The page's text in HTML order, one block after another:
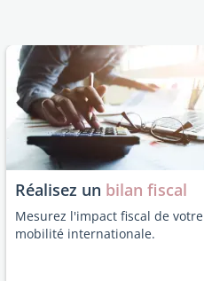
Réalisez un bilan fiscal
Mesurez l'impact fiscal de votre
mobilité internationale.